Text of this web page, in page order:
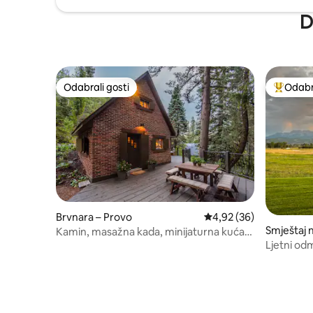
Odabrali gosti
Odabrali gosti
Brvnara – Provo Prosječna ocjena:
4,92 (36)
Kamin, masažna kada, minijaturna kuća,
Među
Smještaj
Ljetni